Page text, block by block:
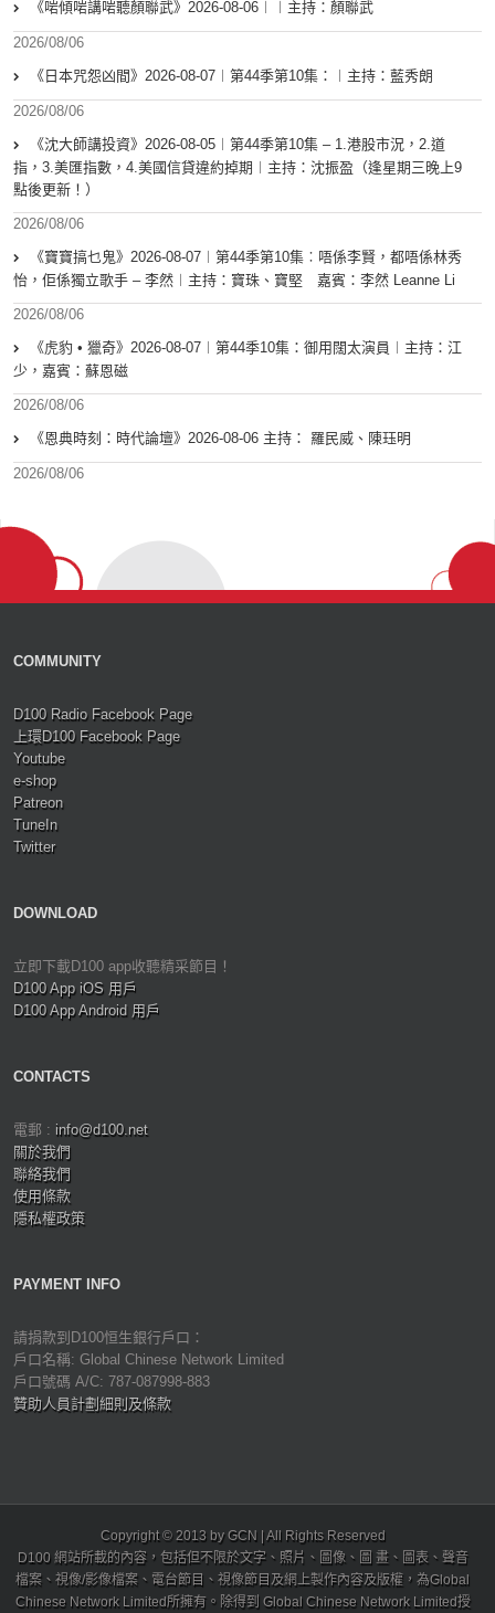
《啱傾啱講啱聽顏聯武》2026-08-06︱︱主持：顏聯武
2026/08/06
《日本咒怨凶間》2026-08-07︱第44季第10集：︱主持：藍秀朗
2026/08/06
《沈大師講投資》2026-08-05︱第44季第10集 – 1.港股市況，2.道
指，3.美匯指數，4.美國信貸違約掉期︱主持：沈振盈（逢星期三晚上9
點後更新！）
2026/08/06
《寶寶搞乜鬼》2026-08-07︱第44季第10集︰唔係李賢，都唔係林秀
怡，佢係獨立歌手 – 李然︱主持：寶珠、寶堅 嘉賓：李然 Leanne Li
2026/08/06
《虎豹 • 獵奇》2026-08-07︱第44季10集：御用闊太演員︱主持：江
少，嘉賓：蘇恩磁
2026/08/06
《恩典時刻：時代論壇》2026-08-06 主持： 羅民威、陳珏明
2026/08/06
COMMUNITY
D100 Radio Facebook Page
上環D100 Facebook Page
Youtube
e-shop
Patreon
TuneIn
Twitter
DOWNLOAD
立即下載D100 app收聽精采節目！
D100 App iOS 用戶
D100 App Android 用戶
CONTACTS
電郵 : info@d100.net
關於我們
聯絡我們
使用條款
隱私權政策
PAYMENT INFO
請捐款到D100恒生銀行戶口：
戶口名稱: Global Chinese Network Limited
戶口號碼 A/C: 787-087998-883
贊助人員計劃細則及條款
Copyright © 2013 by GCN | All Rights Reserved
D100 網站所載的內容，包括但不限於文字、照片、圖像、圖 畫、圖表、聲音
檔案、視像/影像檔案、電台節目、視像節目及網上製作內容及版權，為Global
Chinese Network Limited所擁有。除得到 Global Chinese Network Limited授